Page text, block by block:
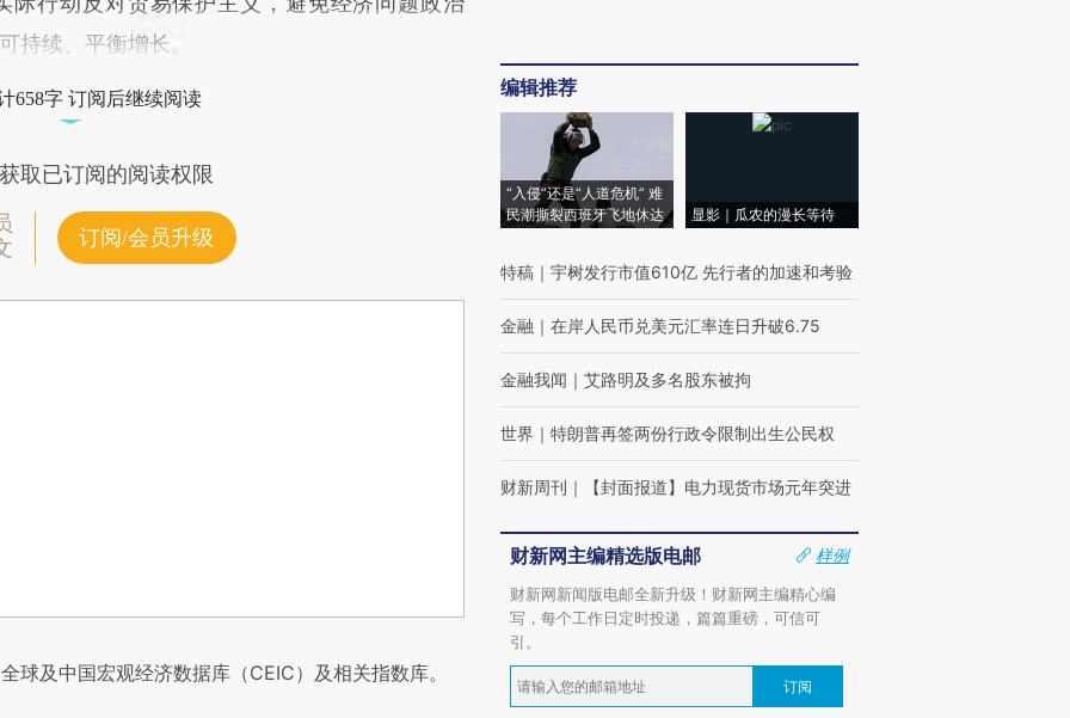
持续、平衡增长。
658字 订阅后继续阅读
取已订阅的阅读权限
订阅/会员升级
球及中国宏观经济数据库（CEIC）及相关指数库。
编辑推荐
“入侵”还是“人道危机” 难
民潮撕裂西班牙飞地休达
显影｜瓜农的漫长等待
特稿 ｜ 宇树发行市值610亿 先行者的加速和考验
金融 ｜ 在岸人民币兑美元汇率连日升破6.75
金融我闻 ｜ 艾路明及多名股东被拘
世界 ｜ 特朗普再签两份行政令限制出生公民权
财新周刊 ｜ 【封面报道】电力现货市场元年突进
财新网主编精选版电邮
样例
财新网新闻版电邮全新升级！财新网主编精心编
写，每个工作日定时投递，篇篇重磅，可信可
引。
订阅